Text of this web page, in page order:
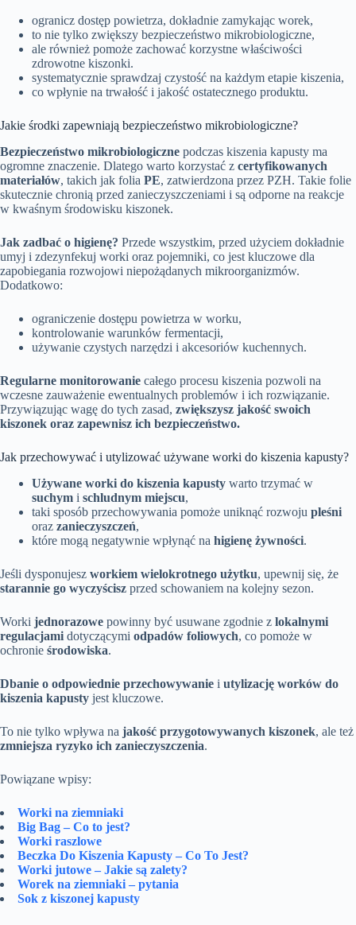
ogranicz dostęp powietrza, dokładnie zamykając worek,
to nie tylko zwiększy bezpieczeństwo mikrobiologiczne,
ale również pomoże zachować korzystne właściwości
zdrowotne kiszonki.
systematycznie sprawdzaj czystość na każdym etapie kiszenia,
co wpłynie na trwałość i jakość ostatecznego produktu.
Jakie środki zapewniają bezpieczeństwo mikrobiologiczne?
Bezpieczeństwo mikrobiologiczne podczas kiszenia kapusty ma
ogromne znaczenie. Dlatego warto korzystać z certyfikowanych
materiałów, takich jak folia PE, zatwierdzona przez PZH. Takie folie
skutecznie chronią przed zanieczyszczeniami i są odporne na reakcje
w kwaśnym środowisku kiszonek.
Jak zadbać o higienę? Przede wszystkim, przed użyciem dokładnie
umyj i zdezynfekuj worki oraz pojemniki, co jest kluczowe dla
zapobiegania rozwojowi niepożądanych mikroorganizmów.
Dodatkowo:
ograniczenie dostępu powietrza w worku,
kontrolowanie warunków fermentacji,
używanie czystych narzędzi i akcesoriów kuchennych.
Regularne monitorowanie całego procesu kiszenia pozwoli na
wczesne zauważenie ewentualnych problemów i ich rozwiązanie.
Przywiązując wagę do tych zasad, zwiększysz jakość swoich
kiszonek oraz zapewnisz ich bezpieczeństwo.
Jak przechowywać i utylizować używane worki do kiszenia kapusty?
Używane worki do kiszenia kapusty warto trzymać w
suchym i schludnym miejscu,
taki sposób przechowywania pomoże uniknąć rozwoju pleśni
oraz zanieczyszczeń,
które mogą negatywnie wpłynąć na higienę żywności.
Jeśli dysponujesz workiem wielokrotnego użytku, upewnij się, że
starannie go wyczyścisz przed schowaniem na kolejny sezon.
Worki jednorazowe powinny być usuwane zgodnie z lokalnymi
regulacjami dotyczącymi odpadów foliowych, co pomoże w
ochronie środowiska.
Dbanie o odpowiednie przechowywanie i utylizację worków do
kiszenia kapusty jest kluczowe.
To nie tylko wpływa na jakość przygotowywanych kiszonek, ale też
zmniejsza ryzyko ich zanieczyszczenia.
Powiązane wpisy:
Worki na ziemniaki
Big Bag – Co to jest?
Worki raszlowe
Beczka Do Kiszenia Kapusty – Co To Jest?
Worki jutowe – Jakie są zalety?
Worek na ziemniaki – pytania
Sok z kiszonej kapusty